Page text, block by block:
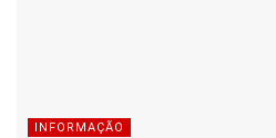
INFORMAÇÃO